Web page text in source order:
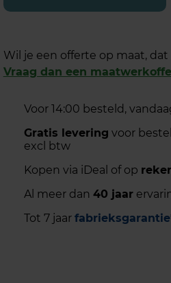
Wil je een offerte op maat, dat
Vraag dan een
Voor 14:00 besteld,
Gratis levering voor
excl btw
Kopen via iDeal of op
Al meer dan 40 jaar
Tot 7 jaar